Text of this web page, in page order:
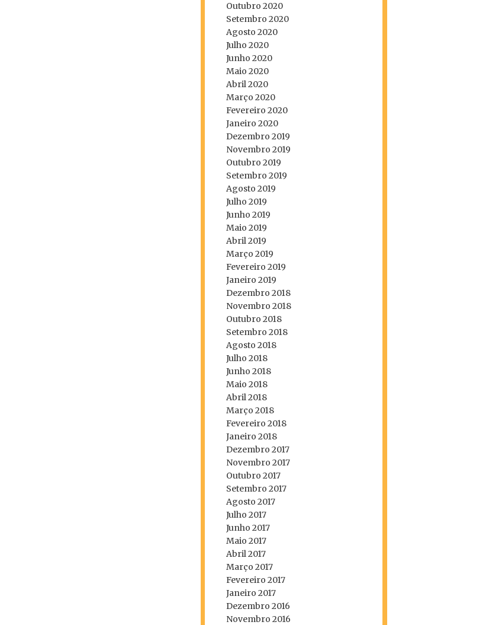
Outubro 2020
Setembro 2020
Agosto 2020
Julho 2020
Junho 2020
Maio 2020
Abril 2020
Março 2020
Fevereiro 2020
Janeiro 2020
Dezembro 2019
Novembro 2019
Outubro 2019
Setembro 2019
Agosto 2019
Julho 2019
Junho 2019
Maio 2019
Abril 2019
Março 2019
Fevereiro 2019
Janeiro 2019
Dezembro 2018
Novembro 2018
Outubro 2018
Setembro 2018
Agosto 2018
Julho 2018
Junho 2018
Maio 2018
Abril 2018
Março 2018
Fevereiro 2018
Janeiro 2018
Dezembro 2017
Novembro 2017
Outubro 2017
Setembro 2017
Agosto 2017
Julho 2017
Junho 2017
Maio 2017
Abril 2017
Março 2017
Fevereiro 2017
Janeiro 2017
Dezembro 2016
Novembro 2016